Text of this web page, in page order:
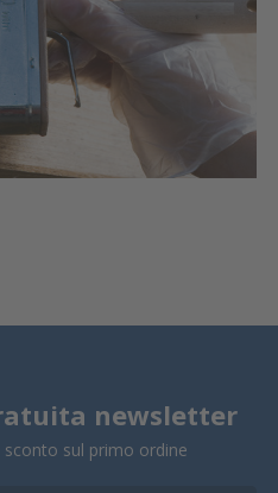
newsletter
sul primo ordine